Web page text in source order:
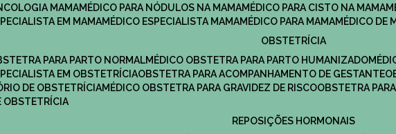
MAMA
MÉDICO PARA NÓDULOS NA MAMA MÉDICO PARA CISTO NA MAMA
EM MAMA
MÉDICO ESPECIALISTA MAMA MÉDICO PARA MAMA
MÉDICO
OBSTETRÍCIA
PARA PARTO NORMAL
MÉDICO OBSTETRA PARA PARTO HUMANIZADO
EM OBSTETRÍCIA
OBSTETRA PARA ACOMPANHAMENTO DE GESTANTE
DE OBSTETRÍCIA
MÉDICO OBSTETRA PARA GRAVIDEZ DE RISCO OBSTETRA
OBSTETRÍCIA
REPOSIÇÕES HORMONAIS